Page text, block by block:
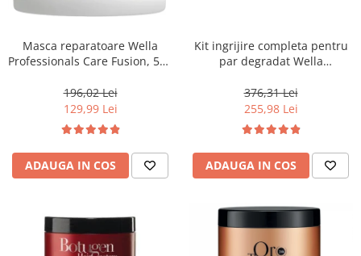
Masca reparatoare Wella
Professionals Care Fusion, 500
196,02 Lei
129,99 Lei
ADAUGA IN COS
Kit ingrijire completa pentru
par degradat Wella
Salon Size
376,31 Lei
255,98 Lei
ADAUGA IN COS